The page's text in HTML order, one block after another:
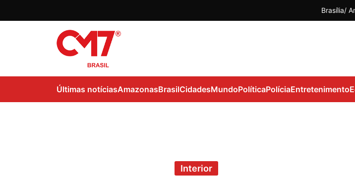
Brasília
Últimas notíciasAmazonasBrasilCidadesMundoPolíticaPolíciaEntretenimento
Interior